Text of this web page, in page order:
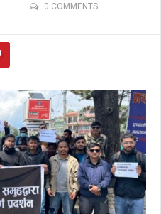
0 COMMENTS